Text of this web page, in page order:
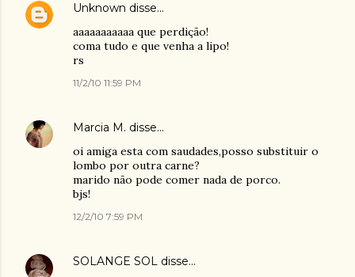
Unknown disse…
aaaaaaaaaaa que perdição!
coma tudo e que venha a lipo!
rs
11/2/10 11:59 PM
Marcia M. disse…
oi amiga esta com saudades,posso substituir o
lombo por outra carne?
marido não pode comer nada de porco.
bjs!
12/2/10 7:59 PM
SOLANGE SOL disse…